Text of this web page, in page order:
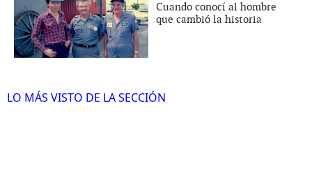
Cuando conocí al hombre
que cambió la historia
LO MÁS VISTO DE LA SECCIÓN